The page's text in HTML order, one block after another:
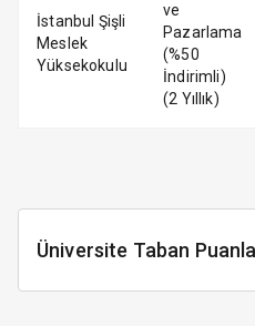
İstanbul Şişli
Meslek
Yüksekokulu
ve
Pazarlama
(%50
İndirimli)
(2 Yıllık)
Üniversite Taban